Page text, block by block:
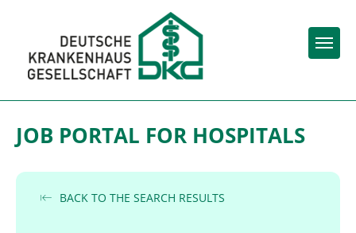
JOB PORTAL FOR HOSPITALS
BACK TO THE SEARCH RESULTS